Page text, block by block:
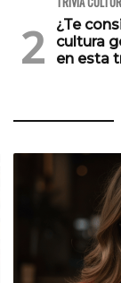
¿Te
cultura
en esta